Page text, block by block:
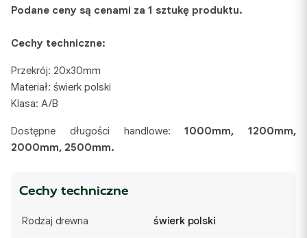
Podane ceny są cenami za 1 sztukę produktu.
Cechy techniczne:
Przekrój: 20x30mm
Materiał: świerk polski
Klasa: A/B
Dostępne długości handlowe:1000mm, 1200mm,
2000mm, 2500mm.
Cechy techniczne
Rodzaj drewna
świerk polski